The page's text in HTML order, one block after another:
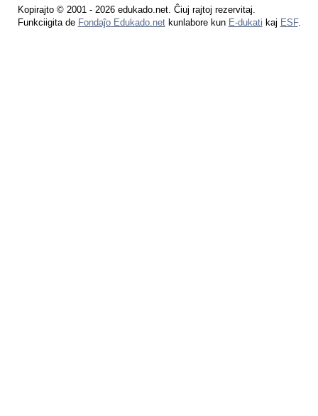
Kopirajto © 2001 - 2026 edukado.net. Ĉiuj rajtoj rezervitaj.
Funkciigita de Fondaĵo Edukado.netkunlabore kun E-dukati kaj ESF.